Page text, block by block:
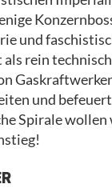
und
rein
und
Spirale